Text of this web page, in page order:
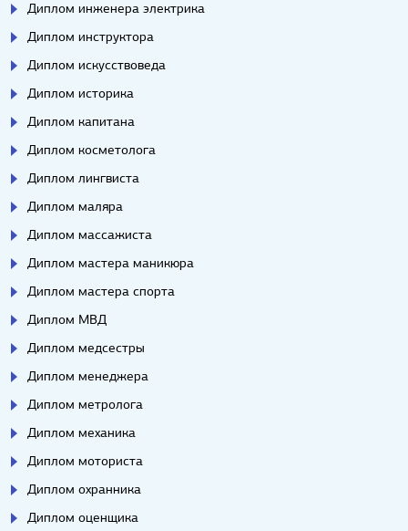
Диплом инженера электрика
Диплом инструктора
Диплом искусствоведа
Диплом историка
Диплом капитана
Диплом косметолога
Диплом лингвиста
Диплом маляра
Диплом массажиста
Диплом мастера маникюра
Диплом мастера спорта
Диплом МВД
Диплом медсестры
Диплом менеджера
Диплом метролога
Диплом механика
Диплом моториста
Диплом охранника
Диплом оценщика